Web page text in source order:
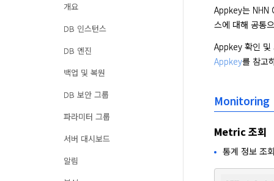
개요
DB 인스턴스
DB 엔진
백업 및 복원
DB 보안 그룹
파라미터 그룹
서버 대시보드
알림
Appkey는 NHN
스에 대해 공통
Appkey 확인
Appkey를 참고
Monitoring
Metric 조회
통계 정보 조